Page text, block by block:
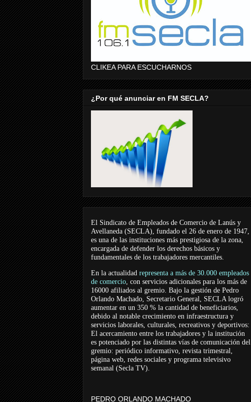
CLIKEA PARA ESCUCHARNOS
¿Por qué anunciar en FM SECLA?
El Sindicato de Empleados de Comercio de Lanús y
Avellaneda (SECLA), fundado el 26 de enero de 1947,
es una de las instituciones más prestigiosa de la zona,
encargada de defender los derechos básicos y
fundamentales de los trabajadores mercantiles.
En la actualidad representa a más de 30.000 empleados
de comercio, con servicios adicionales para los más de
16000 afiliados al gremio. Bajo la gestión de Pedro
Orlando Machado, Secretario General, SECLA logró
aumentar en un 350 % la cantidad de beneficiarios,
debido al notable crecimiento en infraestructura y
servicios laborales, culturales, recreativos y deportivos:
El acercamiento entre los trabajadores y la institución
es potenciado por las distintas vías de comunicación del
gremio: periódico informativo, revista trimestral,
página web, redes sociales y programa televisivo
semanal (Secla TV).
PEDRO ORLANDO MACHADO